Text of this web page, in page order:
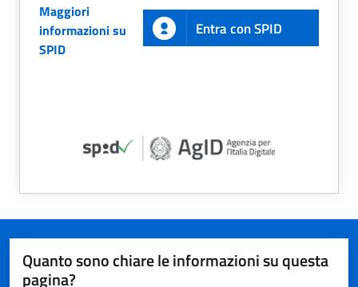
Maggiori
informazioni su
SPID
Entra con SPID
Quanto sono chiare le informazioni su questa
pagina?